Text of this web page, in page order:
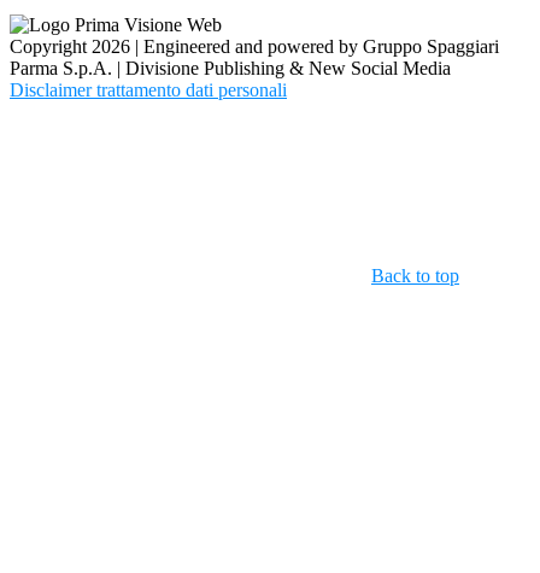
Copyright 2026 | Engineered and powered by Gruppo Spaggiari
Parma S.p.A. | Divisione Publishing & New Social Media
Disclaimer trattamento dati personali
Back to top